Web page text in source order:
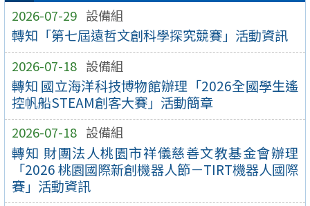
2026-07-29 設備組
轉知「第七屆遠哲文創科學探究競賽」活動資訊
2026-07-18 設備組
轉知 國立海洋科技博物館辦理「2026全國學生遙
控帆船STEAM創客大賽」活動簡章
2026-07-18 設備組
轉知 財團法人桃園市祥儀慈善文教基金會辦理
「2026 桃園國際新創機器人節－TIRT機器人國際
賽」活動資訊